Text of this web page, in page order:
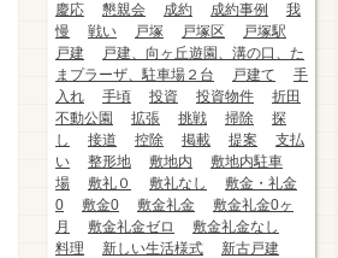
慶応
懇親会 成約 成約事例
我
慢
戦い 戸塚 戸塚区
戸塚駅
戸建
戸建、向ヶ丘遊園、溝の口、た
まプラーザ、駐車場２台
戸建て
手
入れ
手頃 投資 投資物件
折田
不動公園
拡張 挑戦 掃除
探
し
接道 控除 掲載 提案
支払
い
整形地 敷地内
敷地内駐車
場
敷礼０ 敷礼なし
敷金・礼金
0
敷金0 敷金礼金
敷金礼金0ヶ
月
敷金礼金ゼロ
敷金礼金なし
料理
新しい生活様式
新古戸建